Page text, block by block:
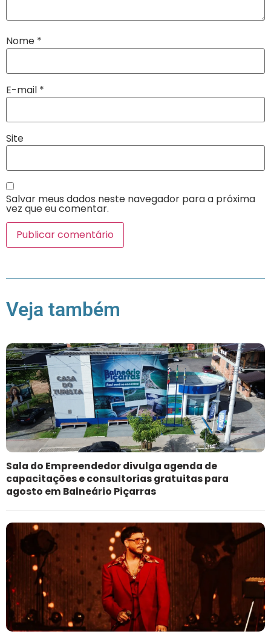
Nome *
E-mail *
Site
Salvar meus dados neste navegador para a próxima
vez que eu comentar.
Veja também
Sala do Empreendedor divulga agenda de
capacitações e consultorias gratuitas para
agosto em Balneário Piçarras